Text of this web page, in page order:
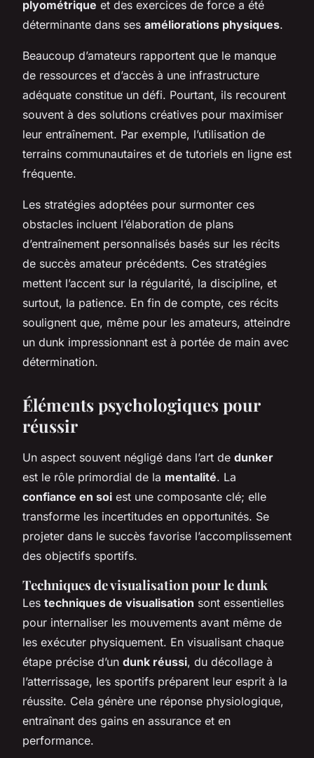
plyométrique et des exercices de force a été
déterminante dans ses améliorations physiques.
Beaucoup d’amateurs rapportent que le manque
de ressources et d’accès à une infrastructure
adéquate constitue un défi. Pourtant, ils recourent
souvent à des solutions créatives pour maximiser
leur entraînement. Par exemple, l’utilisation de
terrains communautaires et de tutoriels en ligne est
fréquente.
Les stratégies adoptées pour surmonter ces
obstacles incluent l’élaboration de plans
d’entraînement personnalisés basés sur les récits
de succès amateur précédents. Ces stratégies
mettent l’accent sur la régularité, la discipline, et
surtout, la patience. En fin de compte, ces récits
soulignent que, même pour les amateurs, atteindre
un dunk impressionnant est à portée de main avec
détermination.
Éléments psychologiques pour
réussir
Un aspect souvent négligé dans l’art de dunker
est le rôle primordial de la mentalité. La
confiance en soi est une composante clé; elle
transforme les incertitudes en opportunités. Se
projeter dans le succès favorise l’accomplissement
des objectifs sportifs.
Techniques de visualisation pour le dunk
Les techniques de visualisation sont essentielles
pour internaliser les mouvements avant même de
les exécuter physiquement. En visualisant chaque
étape précise d’un dunk réussi, du décollage à
l’atterrissage, les sportifs préparent leur esprit à la
réussite. Cela génère une réponse physiologique,
entraînant des gains en assurance et en
performance.